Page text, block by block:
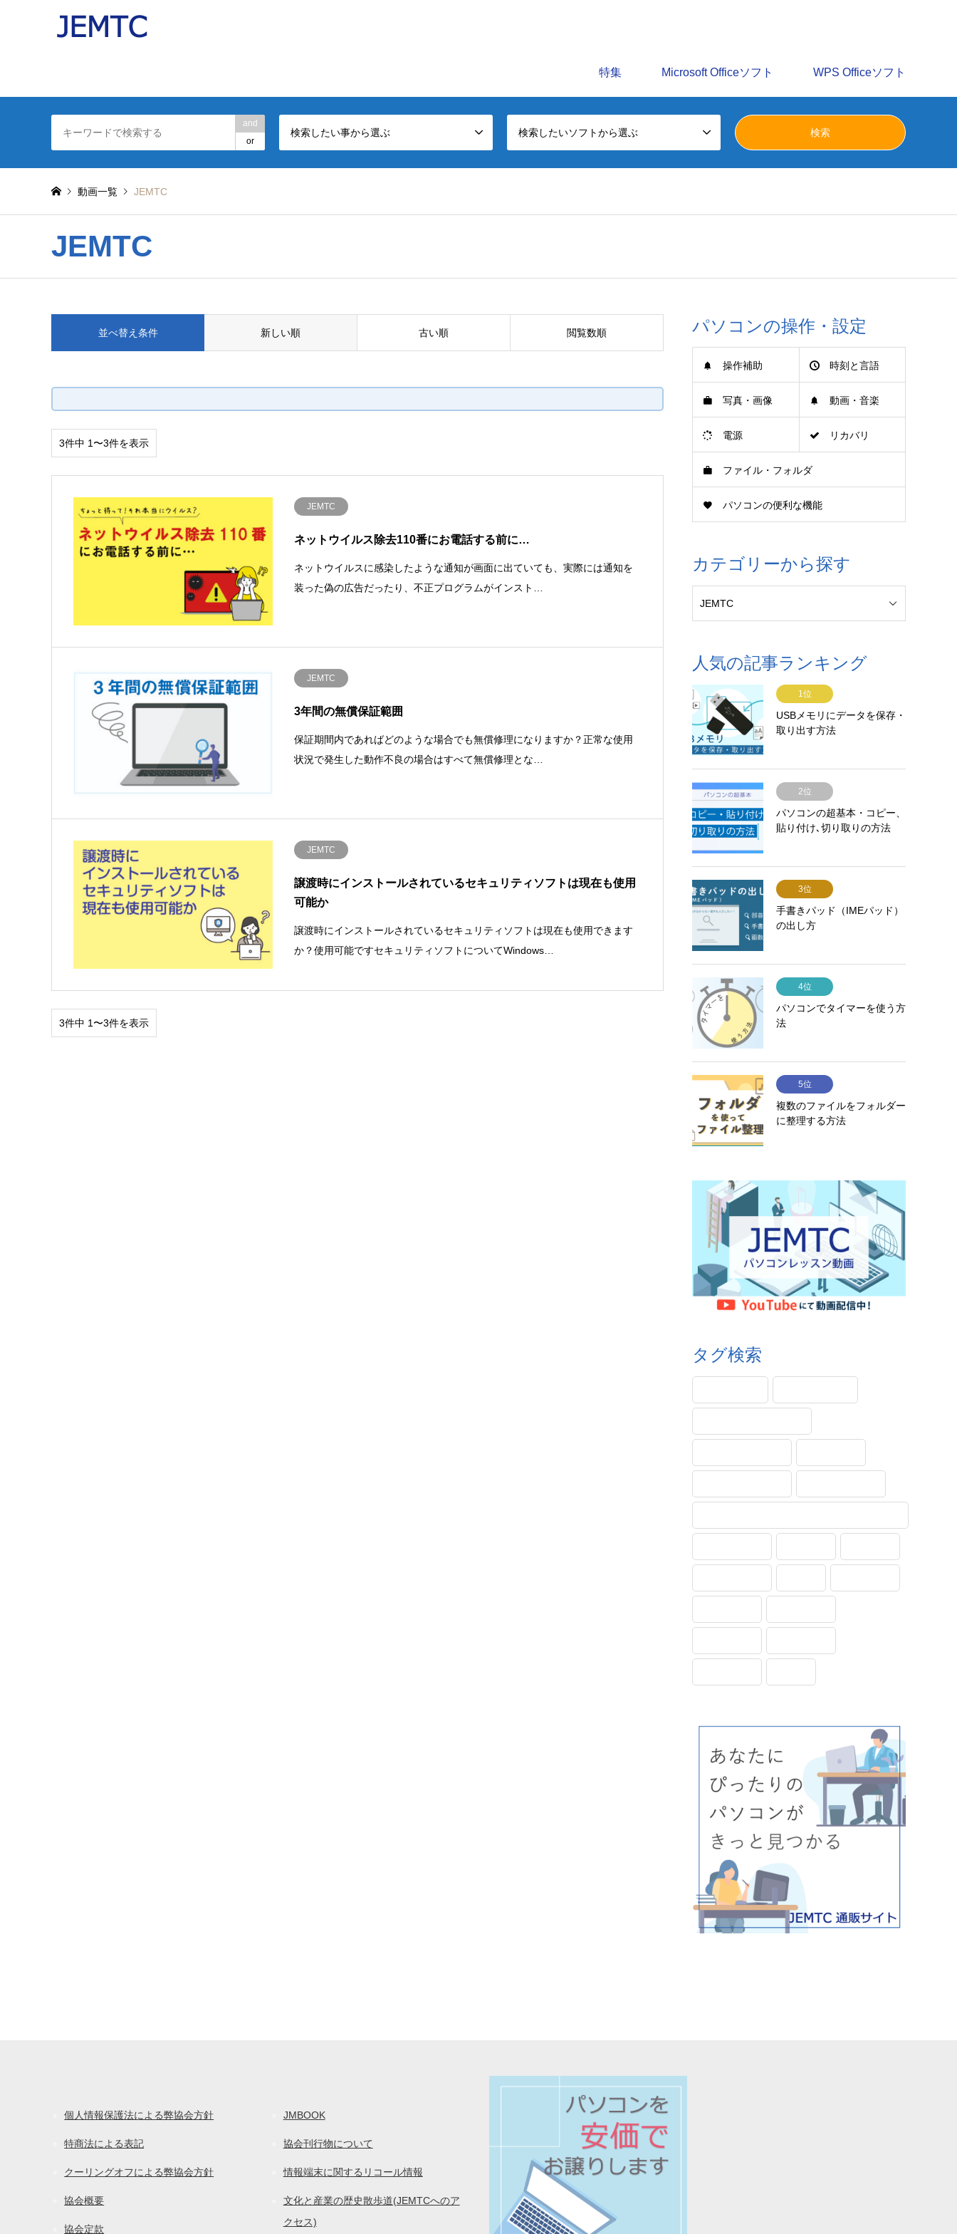
特集 Microsoft Officeソフト WPS Officeソフト
and
or
検索したい事から選ぶ 検索したいソフトから選ぶ
動画一覧 JEMTC
JEMTC
並べ替え条件 新しい順 古い順 閲覧数順
3件中 1〜3件を表示
JEMTC
ネットウイルス除去110番にお電話する前に…
ネットウイルスに感染したような通知が画面に出ていても、実際には通知を
装った偽の広告だったり、不正プログラムがインスト…
JEMTC
3年間の無償保証範囲
保証期間内であればどのような場合でも無償修理になりますか？正常な使用
状況で発生した動作不良の場合はすべて無償修理とな…
JEMTC
譲渡時にインストールされているセキュリティソフトは現在も使用
可能か
譲渡時にインストールされているセキュリティソフトは現在も使用できます
か？使用可能ですセキュリティソフトについてWindows…
3件中 1〜3件を表示
パソコンの操作・設定
操作補助 時刻と言語
写真・画像 動画・音楽
電源 リカバリ
ファイル・フォルダ
パソコンの便利な機能
カテゴリーから探す
人気の記事ランキング
1位
USBメモリにデータを保存・
取り出す方法
2位
パソコンの超基本・コピー、
貼り付け､切り取りの方法
3位
手書きパッド（IMEパッド）
の出し方
4位
パソコンでタイマーを使う方
法
5位
複数のファイルをフォルダー
に整理する方法
タグ検索
個人情報保護法による弊協会方針
特商法による表記
クーリングオフによる弊協会方針
協会概要
協会定款
JMBOOK
協会刊行物について
情報端末に関するリコール情報
文化と産業の歴史散歩道(JEMTCへのア
クセス)